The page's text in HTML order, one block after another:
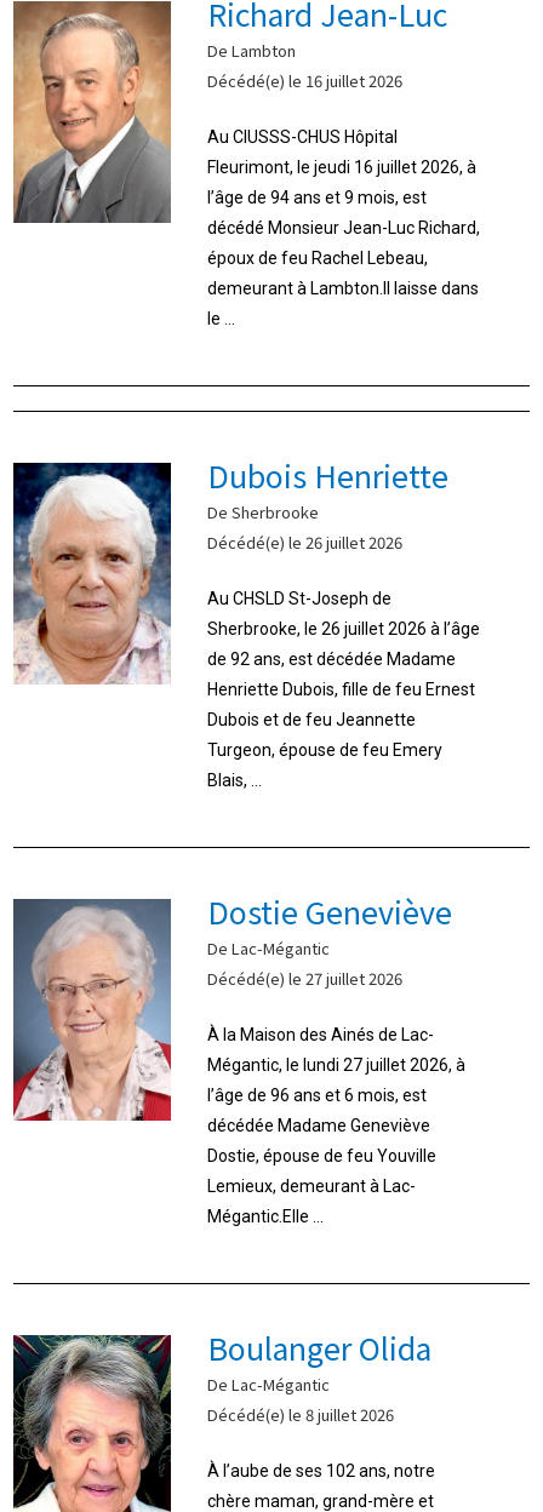
Richard Jean-Luc
De Lambton
Décédé(e) le 16 juillet 2026
Au CIUSSS-CHUS Hôpital
Fleurimont, le jeudi 16 juillet 2026, à
l’âge de 94 ans et 9 mois, est
décédé Monsieur Jean-Luc Richard,
époux de feu Rachel Lebeau,
demeurant à Lambton.Il laisse dans
le ...
Dubois Henriette
De Sherbrooke
Décédé(e) le 26 juillet 2026
Au CHSLD St-Joseph de
Sherbrooke, le 26 juillet 2026 à l’âge
de 92 ans, est décédée Madame
Henriette Dubois, fille de feu Ernest
Dubois et de feu Jeannette
Turgeon, épouse de feu Emery
Blais, ...
Dostie Geneviève
De Lac-Mégantic
Décédé(e) le 27 juillet 2026
À la Maison des Ainés de Lac-
Mégantic, le lundi 27 juillet 2026, à
l’âge de 96 ans et 6 mois, est
décédée Madame Geneviève
Dostie, épouse de feu Youville
Lemieux, demeurant à Lac-
Mégantic.Elle ...
Boulanger Olida
De Lac-Mégantic
Décédé(e) le 8 juillet 2026
À l’aube de ses 102 ans, notre
chère maman, grand-mère et